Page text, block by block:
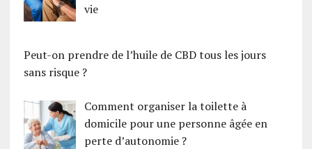
vie
Peut-on prendre de l’huile de CBD tous les jours
sans risque ?
Comment organiser la toilette à
domicile pour une personne âgée en
perte d’autonomie ?